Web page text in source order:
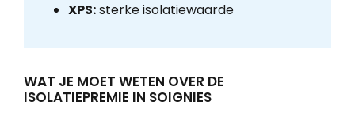
XPS:sterke isolatiewaarde
WAT JE MOET WETEN OVER DE
ISOLATIEPREMIE IN SOIGNIES